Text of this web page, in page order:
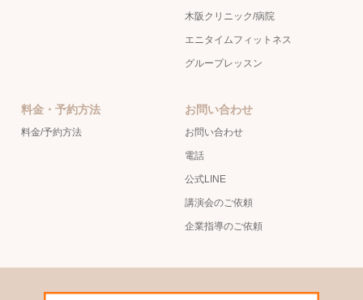
木阪クリニック/病院
エニタイムフィットネス
グループレッスン
料金・予約方法
料金/予約方法
お問い合わせ
お問い合わせ
電話
公式LINE
講演会のご依頼
企業指導のご依頼